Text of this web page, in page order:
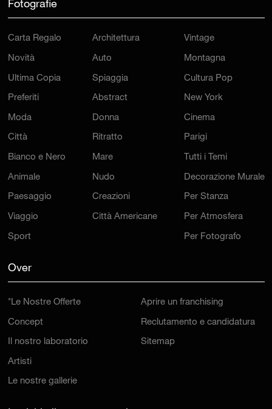
Fotografie
Carta Regalo
Novità
Ultima Copia
Preferiti
Moda
Città
Bianco e Nero
Animale
Paesaggio
Viaggio
Sport
Architettura
Auto
Spiaggia
Abstract
Donna
Ritratto
Mare
Nudo
Creazioni
Città Americane
Vintage
Montagna
Cultura Pop
New York
Cinema
Parigi
Tutti i Temi
Decorazione Murale
Per Stanza
Per Atmosfera
Per Fotografo
Over
*Le Nostre Offerte
Concept
Il nostro laboratorio
Artisti
Le nostre gallerie
Aprire un franchising
Reclutamento e candidatura
Sitemap